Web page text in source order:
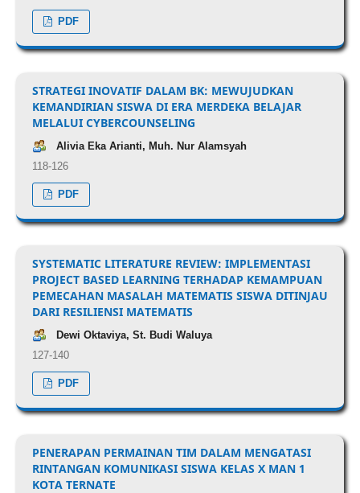
PDF
STRATEGI INOVATIF DALAM BK: MEWUJUDKAN
KEMANDIRIAN SISWA DI ERA MERDEKA BELAJAR
MELALUI CYBERCOUNSELING
Alivia Eka Arianti, Muh. Nur Alamsyah
118-126
PDF
SYSTEMATIC LITERATURE REVIEW: IMPLEMENTASI
PROJECT BASED LEARNING TERHADAP KEMAMPUAN
PEMECAHAN MASALAH MATEMATIS SISWA DITINJAU
DARI RESILIENSI MATEMATIS
Dewi Oktaviya, St. Budi Waluya
127-140
PDF
PENERAPAN PERMAINAN TIM DALAM MENGATASI
RINTANGAN KOMUNIKASI SISWA KELAS X MAN 1
KOTA TERNATE